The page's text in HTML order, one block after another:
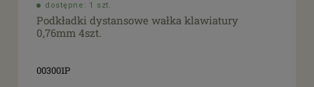
dostępne: 1 szt.
Podkładki dystansowe wałka klawiatury
0,76mm 4szt.
003001P